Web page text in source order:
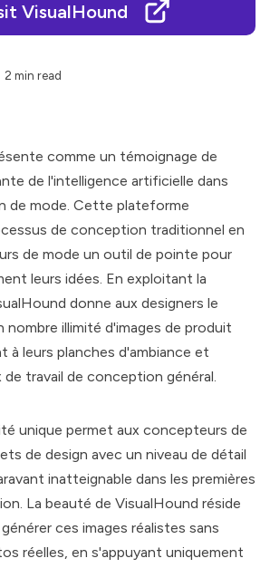
VisualHound
2 min read
comme un témoignage de
de l'intelligence artificielle dans
de mode. Cette plateforme
de conception traditionnel en
de mode un outil de pointe pour
leurs idées. En exploitant la
donne aux designers le
nombre illimité d'images de produit
à leurs planches d'ambiance et
travail de conception général.
unique permet aux concepteurs de
de design avec un niveau de détail
inatteignable dans les premières
La beauté de VisualHound réside
ces images réalistes sans
réelles, en s'appuyant uniquement